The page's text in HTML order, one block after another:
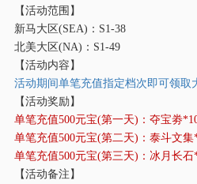
【活动范围】
新马大区(SEA)：S1-38
北美大区(NA)：S1-49
【活动内容】
活动期间单笔充值指定档次即可领取
【活动奖励】
单笔充值500元宝(第一天)：夺宝劵
单笔充值500元宝(第二天)：泰斗文
单笔充值500元宝(第三天)：冰月长
【活动备注】